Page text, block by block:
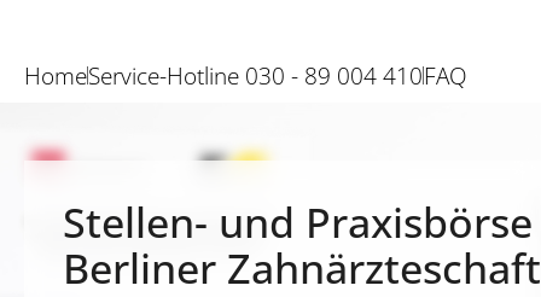
HomeService-Hotline 030 - 89 004 410FAQ
Stellen- und
Berliner Zahnärzteschaft